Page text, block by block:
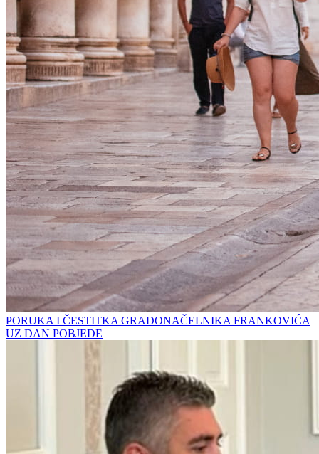
PORUKA I ČESTITKA GRADONAČELNIKA FRANKOVIĆA
UZ DAN POBJEDE